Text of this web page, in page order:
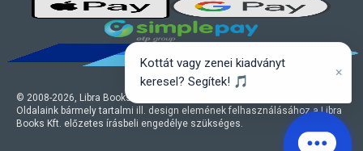
© 2008-2026, Libra Books Kft. Minden jog fenntartva.
Oldalaink bármely tartalmi ill. design elemének felhasználásához a Libra
Books Kft. előzetes írásbeli engedélye szükséges.
Kottát vagy zenei kiadványt
keresel? Segítek! 🎵
×